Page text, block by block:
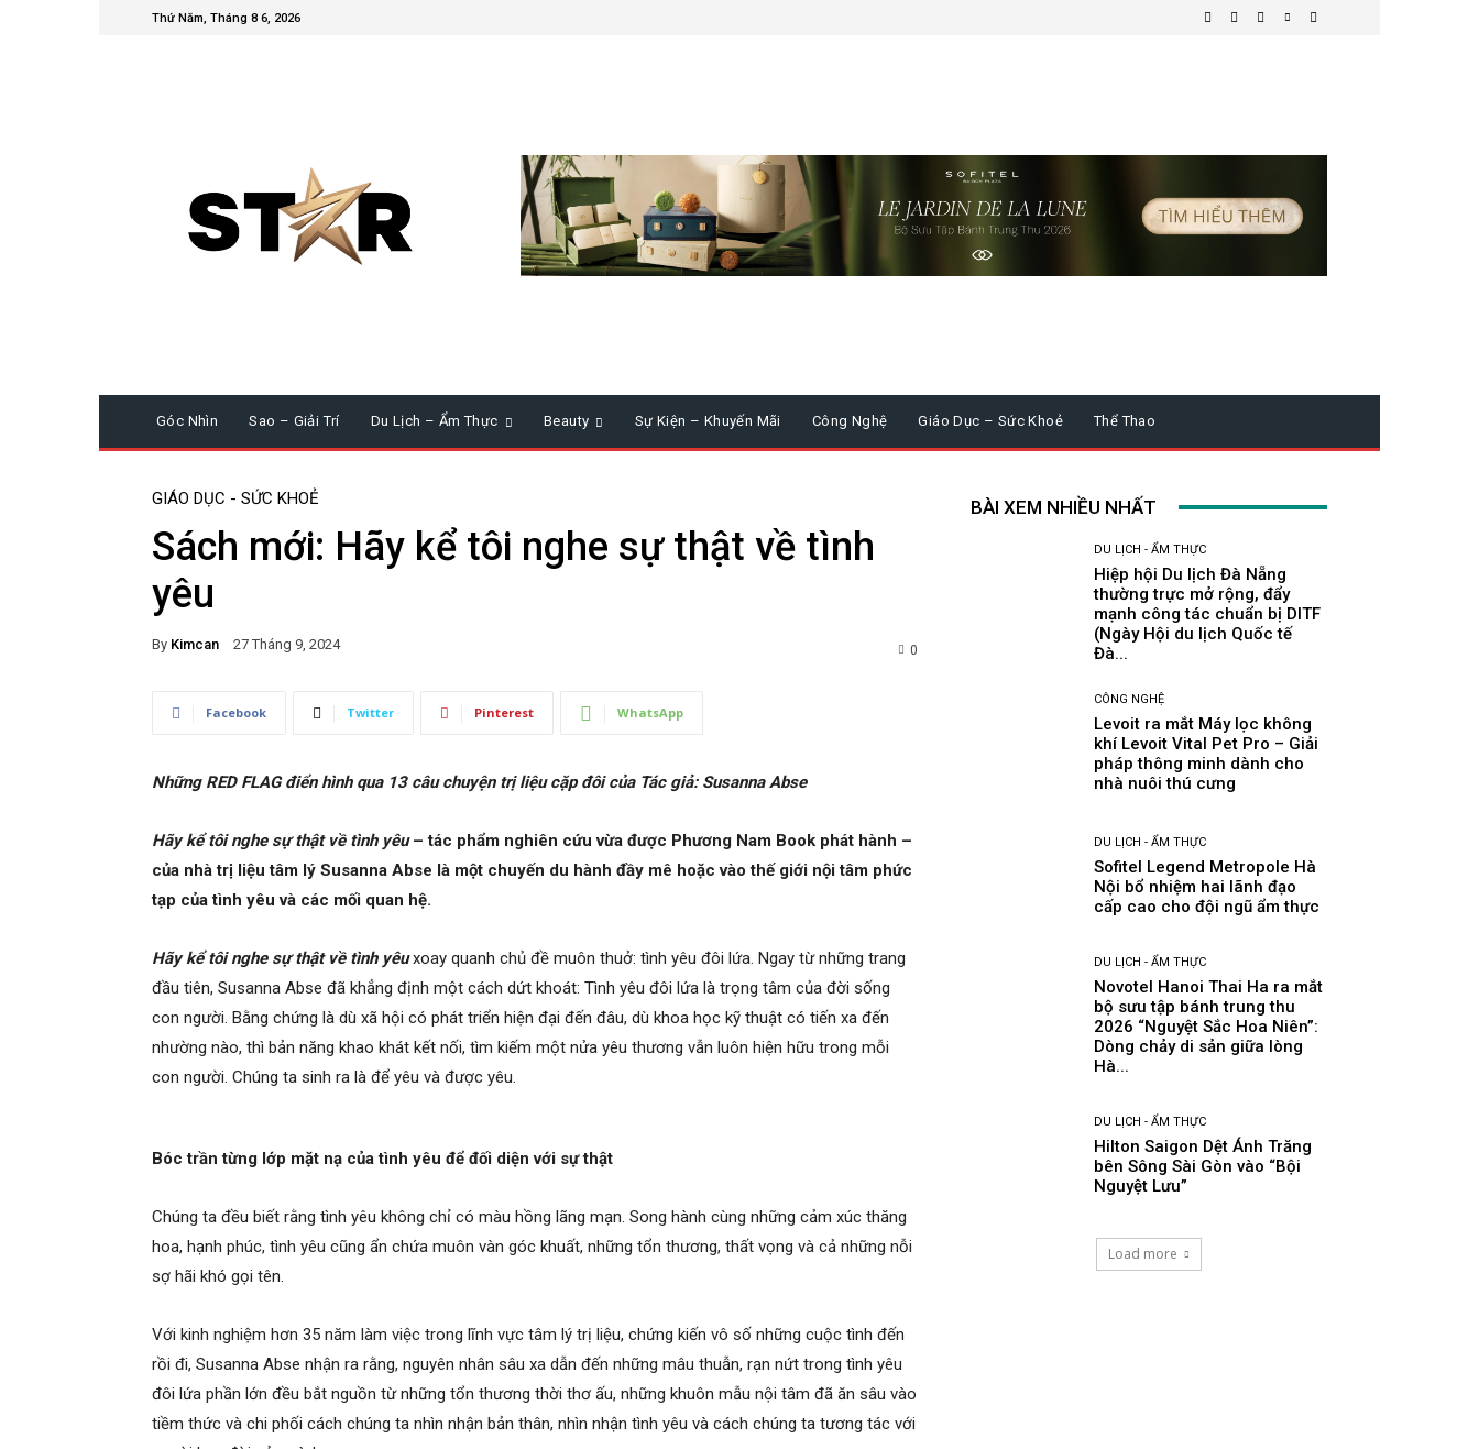
Thứ Năm, Tháng 8 6, 2026
Góc Nhìn Sao – Giải Trí Du Lịch – Ẩm Thực Beauty Sự Kiện – Khuyến Mãi Công Nghệ Giáo Dục – Sức Khoẻ Thể Thao
GIÁO DỤC - SỨC KHOẺ
Sách mới: Hãy kể tôi nghe sự thật về tình
yêu
By Kimcan 27 Tháng 9, 2024 0
Facebook Twitter Pinterest WhatsApp
Những RED FLAG điển hình qua 13 câu chuyện trị liệu cặp đôi của Tác giả: Susanna Abse
Hãy kể tôi nghe sự thật về tình yêu– tác phẩm nghiên cứu vừa được Phương Nam Book phát hành –
của nhà trị liệu tâm lý Susanna Abse là một chuyến du hành đầy mê hoặc vào thế giới nội tâm phức
tạp của tình yêu và các mối quan hệ.
Hãy kể tôi nghe sự thật về tình yêu xoay quanh chủ đề muôn thuở: tình yêu đôi lứa. Ngay từ những trang
đầu tiên, Susanna Abse đã khẳng định một cách dứt khoát: Tình yêu đôi lứa là trọng tâm của đời sống
con người. Bằng chứng là dù xã hội có phát triển hiện đại đến đâu, dù khoa học kỹ thuật có tiến xa đến
nhường nào, thì bản năng khao khát kết nối, tìm kiếm một nửa yêu thương vẫn luôn hiện hữu trong mỗi
con người. Chúng ta sinh ra là để yêu và được yêu.
Bóc trần từng lớp mặt nạ của tình yêu để đối diện với sự thật
Chúng ta đều biết rằng tình yêu không chỉ có màu hồng lãng mạn. Song hành cùng những cảm xúc thăng
hoa, hạnh phúc, tình yêu cũng ẩn chứa muôn vàn góc khuất, những tổn thương, thất vọng và cả những nỗi
sợ hãi khó gọi tên.
Với kinh nghiệm hơn 35 năm làm việc trong lĩnh vực tâm lý trị liệu, chứng kiến vô số những cuộc tình đến
rồi đi, Susanna Abse nhận ra rằng, nguyên nhân sâu xa dẫn đến những mâu thuẫn, rạn nứt trong tình yêu
đôi lứa phần lớn đều bắt nguồn từ những tổn thương thời thơ ấu, những khuôn mẫu nội tâm đã ăn sâu vào
tiềm thức và chi phối cách chúng ta nhìn nhận bản thân, nhìn nhận tình yêu và cách chúng ta tương tác với
BÀI XEM NHIỀU NHẤT
DU LỊCH - ẨM THỰC
Hiệp hội Du lịch Đà Nẵng
thường trực mở rộng, đẩy
mạnh công tác chuẩn bị DITF
(Ngày Hội du lịch Quốc tế
Đà...
CÔNG NGHỆ
Levoit ra mắt Máy lọc không
khí Levoit Vital Pet Pro – Giải
pháp thông minh dành cho
nhà nuôi thú cưng
DU LỊCH - ẨM THỰC
Sofitel Legend Metropole Hà
Nội bổ nhiệm hai lãnh đạo
cấp cao cho đội ngũ ẩm thực
DU LỊCH - ẨM THỰC
Novotel Hanoi Thai Ha ra mắt
bộ sưu tập bánh trung thu
2026 “Nguyệt Sắc Hoa Niên”:
Dòng chảy di sản giữa lòng
Hà...
DU LỊCH - ẨM THỰC
Hilton Saigon Dệt Ánh Trăng
bên Sông Sài Gòn vào “Bội
Nguyệt Lưu”
Load more